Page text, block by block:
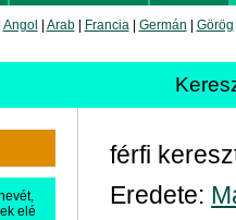
Angol Arab| Francia| Germán Görög
elé
férfi
Eredete: